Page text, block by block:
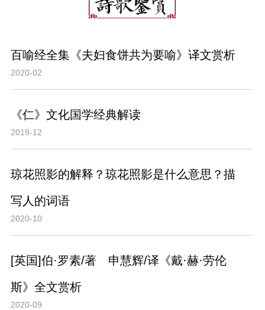
百喻经全集《夫妇食饼共为要喻》译文赏析
2020-02
《仁》文化国学经典解读
2019-12
琼花照影的解释？琼花照影是什么意思？描
写人的词语
2020-10
[英国]伯·罗素/著 申慧辉/译《戴·赫·劳伦
斯》全文赏析
2020-09